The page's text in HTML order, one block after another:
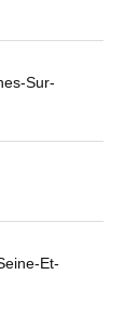
Sur-
Et-